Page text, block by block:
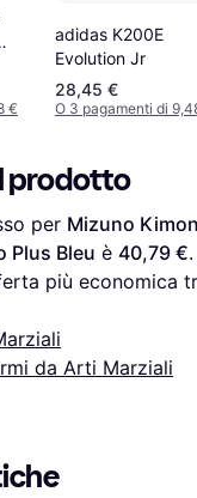
€
adidas K200E
Evolution Jr
28,45 €
O 3 pagamenti di
prodotto
per Mizuno
Plus Bleu è 40,79 €
più economica
da Arti Marziali